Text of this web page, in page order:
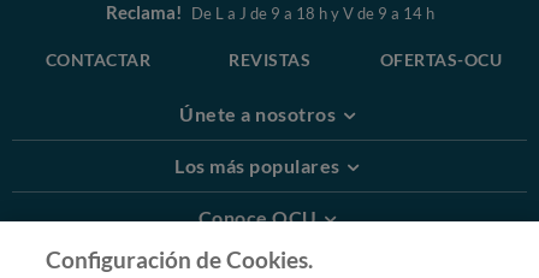
Reclama! De L a J de 9 a 18 h y V de 9 a 14 h
CONTACTAR REVISTAS OFERTAS-OCU
Únete a nosotros
Los más populares
Conoce OCU
Más Información
Configuración de Cookies.